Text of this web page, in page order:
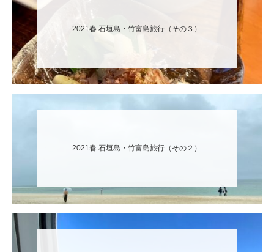
2021春 石垣島・竹富島旅行（その３）
2021春 石垣島・竹富島旅行（その２）